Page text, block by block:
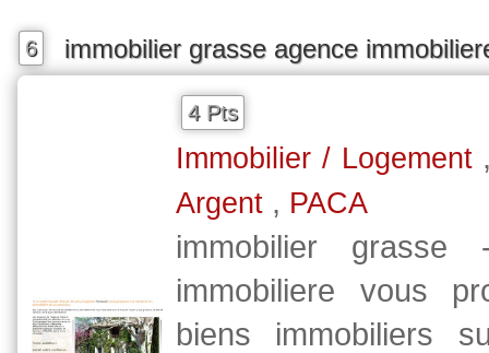
6 immobilier grasse agence
4 Pts
Immobilier / Logement
Argent , PACA
immobilier grasse
immobiliere vous
biens immobiliers